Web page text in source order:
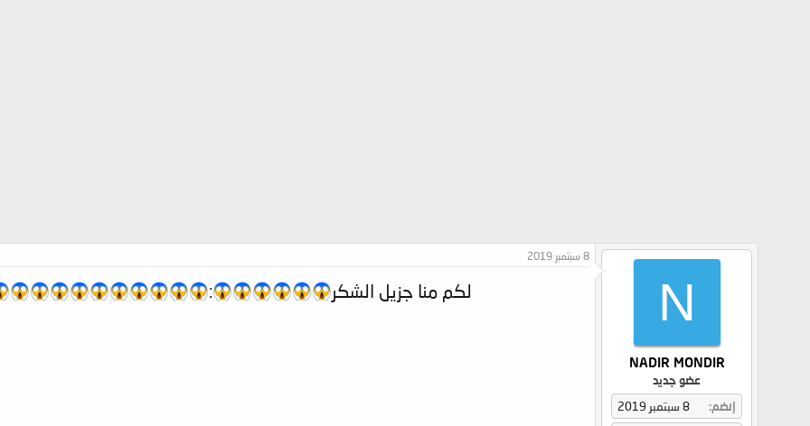
N
NADIR MONDIR
عضو جديد
إنضم
8 سبتمبر 2019
8 سبتمبر 2019
لكم منا جزيل الشكر :